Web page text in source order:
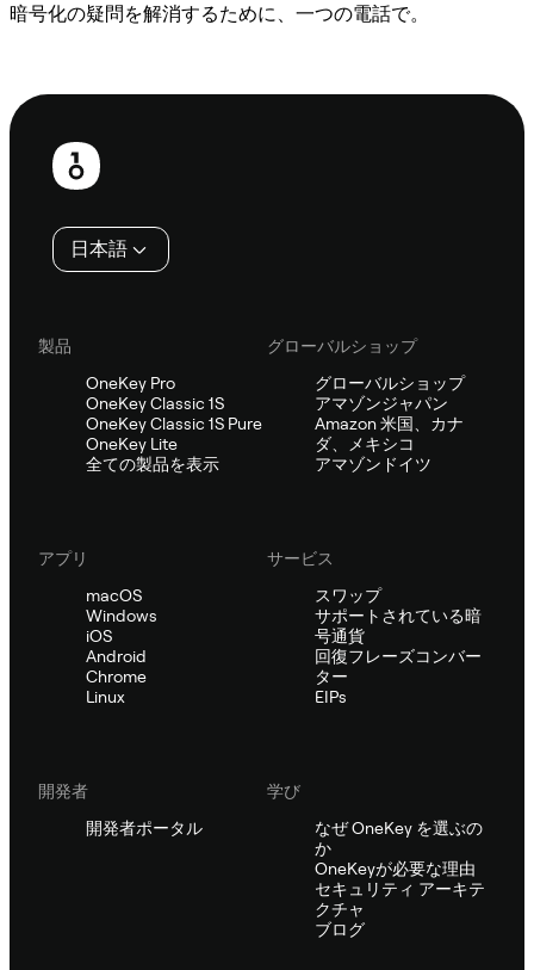
暗号化の疑問を解消するために、一つの電話で。
フ
日本語
製品
OneKey Pro
OneKey Classic 1S
OneKey Classic 1S Pure
OneKey Lite
全ての製品を表示
グローバルショップ
グローバルショップ
アマゾンジャパン
Amazon 米国、カナ
ダ、メキシコ
アマゾンドイツ
アプリ
macOS
Windows
iOS
Android
Chrome
Linux
サービス
スワップ
サポートされている暗
号通貨
回復フレーズコンバー
ター
EIPs
開発者
開発者ポータル
学び
なぜ OneKey を選ぶの
か
OneKeyが必要な理由
セキュリティ アーキテ
クチャ
ブログ